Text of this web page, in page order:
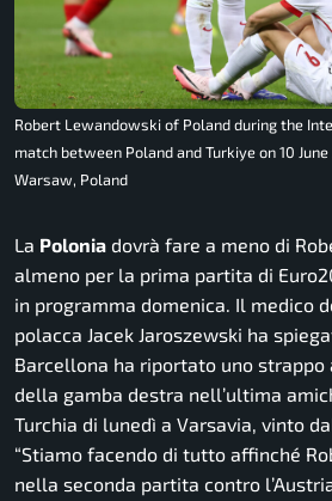
Robert Lewandowski of Poland during the
match between Poland and Turkiye on 10
Warsaw, Poland
La Polonia dovrà fare a meno di
almeno per la prima partita di
in programma domenica. Il medico
polacca Jacek Jaroszewski ha
Barcellona ha riportato uno
della gamba destra nell’ultima
Turchia di lunedì a Varsavia, vinto
“Stiamo facendo di tutto affinché
nella seconda partita contro